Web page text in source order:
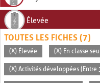
Élevée
TOUTES LES FICHES (7)
(X) Élevée (X) En classe
(X) Activités développées (Entre